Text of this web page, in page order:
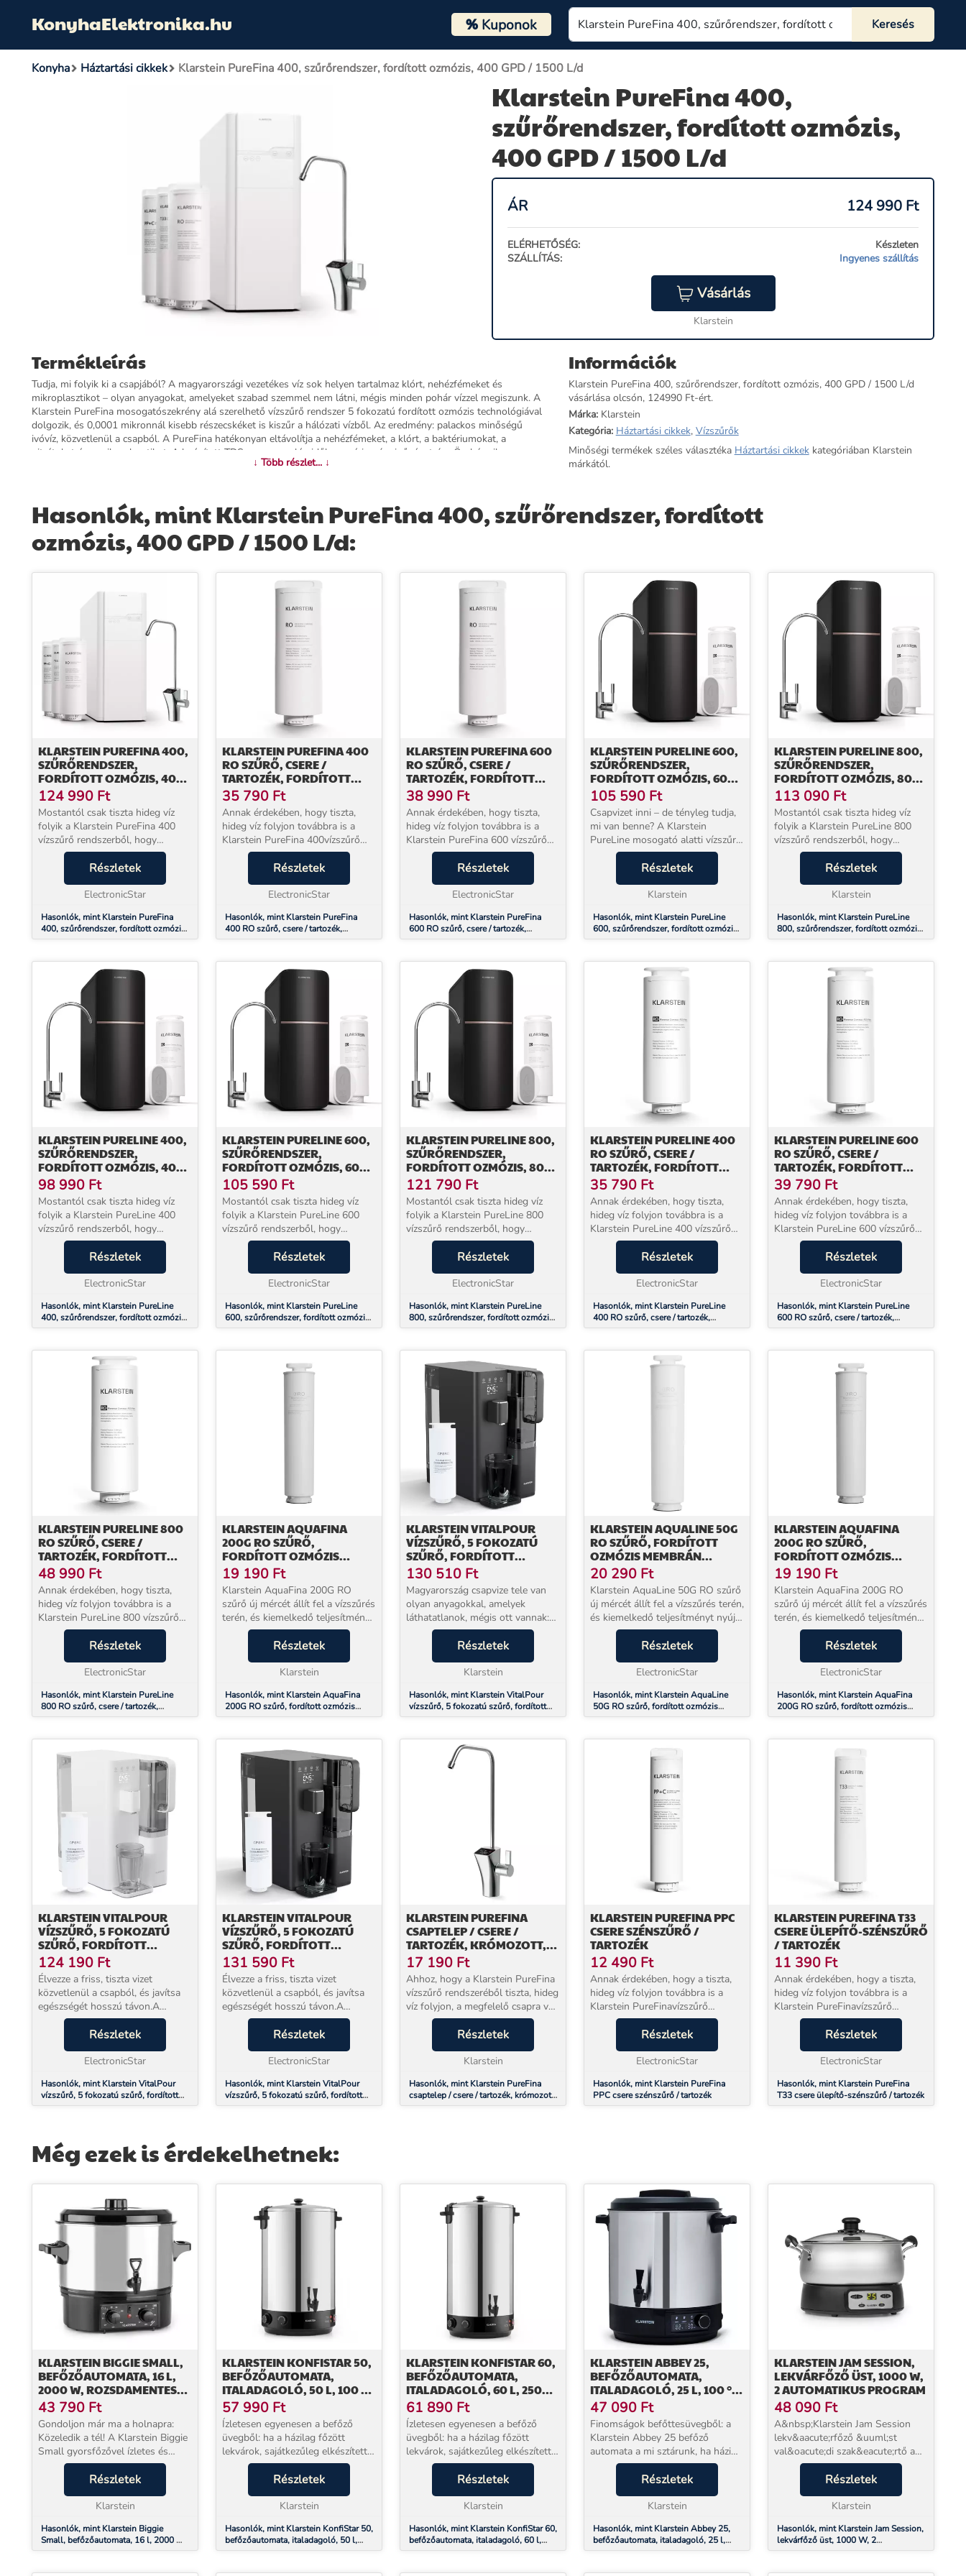
KonyhaElektronika.hu %Kuponok
Konyha Háztartási cikkek Klarstein PureFina 400, szűrőrendszer, fordított ozmózis, 400 GPD / 1500 L/d
Klarstein PureFina 400,
szűrőrendszer, fordított ozmózis,
400 GPD / 1500 L/d
ÁR 124 990 Ft
ELÉRHETŐSÉG:
Készleten
SZÁLLÍTÁS:
Ingyenes szállítás
Vásárlás
Klarstein
Termékleírás
Tudja, mi folyik ki a csapjából? A magyarországi vezetékes víz sok helyen tartalmaz klórt, nehézfémeket és
mikroplasztikot – olyan anyagokat, amelyeket szabad szemmel nem látni, mégis minden pohár vízzel megiszunk. A
Klarstein PureFina mosogatószekrény alá szerelhető vízszűrő rendszer 5 fokozatú fordított ozmózis technológiával
dolgozik, és 0,0001 mikronnál kisebb részecskéket is kiszűr a hálózati vízből. Az eredmény: palackos minőségű
ivóvíz, közvetlenül a csapból. A PureFina hatékonyan eltávolítja a nehézfémeket, a klórt, a baktériumokat, a
nitrátokat és a mikroplasztikot. A beépített TDS-szenzor valós időben méri a vízminőséget, így Ön bármikor
ellenőrizheti, milyen tiszta vizet iszik. A szűrők élettartama is folyamatosan kijelzésre kerül: a PPC-szűrő akár 12
egyetlen eszköz sem lesz látható. A készülék a meglévő víz- és szennyvízvezetékre csatlakozik, a mellékelt csap
felszerelése mindössze egyetlen fúrást igényel. Különösen ajánlott kisgyermekes családoknak, időseknek, valamint
mindazoknak, akik fokozottan ügyelnek az ivóvíz minőségére. Aki rendszeresen vásárol ásványvizet, az évente akár
több száz eurót takaríthat meg a PureFina segítségével. Rendelje meg a Klarstein PureFina szűrőrendszert, és
További információk>>
↓ Több részlet... ↓
Információk
Klarstein PureFina 400, szűrőrendszer, fordított ozmózis, 400 GPD / 1500 L/d
vásárlása olcsón, 124990 Ft-ért.
Márka:Klarstein
Kategória: Háztartási cikkek, Vízszűrők
Minőségi termékek széles választéka Háztartási cikkekkategóriában Klarstein
márkától.
Hasonlók, mint Klarstein PureFina 400, szűrőrendszer, fordított
ozmózis, 400 GPD / 1500 L/d:
KLARSTEIN PUREFINA 400,
SZŰRŐRENDSZER,
FORDÍTOTT OZMÓZIS, 400
GPD / 1500 L/D
124 990 Ft
Mostantól csak tiszta hideg víz
folyik a Klarstein PureFina 400
vízszűrő rendszerből, hogy
felfrissítse Önt.Annak érdekében,
hogy a mindennapi vizet
mentesítse a lebegő
részecskéktől, mikrobáktól és a...
Részletek
ElectronicStar
Hasonlók, mint Klarstein PureFina
400, szűrőrendszer, fordított ozmózis,
400 GPD / 1500 L/d
KLARSTEIN PUREFINA 400
RO SZŰRŐ, CSERE /
TARTOZÉK, FORDÍTOTT
OZMÓZIS, 400 GPD / 1500
L/D
35 790 Ft
Annak érdekében, hogy tiszta,
hideg víz folyjon továbbra is a
Klarstein PureFina 400vízszűrő
rendszeréből, hogy felfrissítse
Önt, a Klarstein PureFina 400 RO
szűrőt rendszeresen ki kell
cserélni. A s...
Részletek
ElectronicStar
Hasonlók, mint Klarstein PureFina
400 RO szűrő, csere / tartozék,
fordított ozmózis, 400 GPD / 1500 L/d
KLARSTEIN PUREFINA 600
RO SZŰRŐ, CSERE /
TARTOZÉK, FORDÍTOTT
OZMÓZIS, 600 GPD / 2270
L/D
38 990 Ft
Annak érdekében, hogy tiszta,
hideg víz folyjon továbbra is a
Klarstein PureFina 600 vízszűrő
rendszeréből, hogy felfrissítse
Önt, a Klarstein PureFina 600 RO
szűrőt rendszeresen ki kell
cserélni. A...
Részletek
ElectronicStar
Hasonlók, mint Klarstein PureFina
600 RO szűrő, csere / tartozék,
fordított ozmózis, 600 GPD / 2270 L/d
KLARSTEIN PURELINE 600,
SZŰRŐRENDSZER,
FORDÍTOTT OZMÓZIS, 600
GPD / 2270 L/D
105 590 Ft
Csapvizet inni – de tényleg tudja,
mi van benne? A Klarstein
PureLine mosogató alatti vízszűrő
ott dolgozik, ahol nem látszik: a
szekrény mélyén, a csap alatt – és
percről percre kristálytiszta ivóviz...
Részletek
Klarstein
Hasonlók, mint Klarstein PureLine
600, szűrőrendszer, fordított ozmózis,
600 GPD / 2270 L/d
KLARSTEIN PURELINE 800,
SZŰRŐRENDSZER,
FORDÍTOTT OZMÓZIS, 800
GPD / 3000 L/D
113 090 Ft
Mostantól csak tiszta hideg víz
folyik a Klarstein PureLine 800
vízszűrő rendszerből, hogy
felfrissítse Önt.Annak érdekében,
hogy a mindennapi vizet
mentesítse a lebegő
részecskéktől, mikrobáktól és a...
Részletek
Klarstein
Hasonlók, mint Klarstein PureLine
800, szűrőrendszer, fordított ozmózis,
800 GPD / 3000 L/d
KLARSTEIN PURELINE 400,
SZŰRŐRENDSZER,
FORDÍTOTT OZMÓZIS, 400
GPD / 1500 L/D
98 990 Ft
Mostantól csak tiszta hideg víz
folyik a Klarstein PureLine 400
vízszűrő rendszerből, hogy
felfrissítse Önt.Annak érdekében,
hogy a mindennapi vizet
mentesítse a lebegő
részecskéktől, mikrobáktól és a...
Részletek
ElectronicStar
Hasonlók, mint Klarstein PureLine
400, szűrőrendszer, fordított ozmózis,
400 GPD / 1500 L/d
KLARSTEIN PURELINE 600,
SZŰRŐRENDSZER,
FORDÍTOTT OZMÓZIS, 600
GPD / 2270 L/D
105 590 Ft
Mostantól csak tiszta hideg víz
folyik a Klarstein PureLine 600
vízszűrő rendszerből, hogy
felfrissítse Önt.Annak érdekében,
hogy a mindennapi vizet
mentesítse a lebegő
részecskéktől, mikrobáktól és a...
Részletek
ElectronicStar
Hasonlók, mint Klarstein PureLine
600, szűrőrendszer, fordított ozmózis,
600 GPD / 2270 L/d
KLARSTEIN PURELINE 800,
SZŰRŐRENDSZER,
FORDÍTOTT OZMÓZIS, 800
GPD / 3000 L/D
121 790 Ft
Mostantól csak tiszta hideg víz
folyik a Klarstein PureLine 800
vízszűrő rendszerből, hogy
felfrissítse Önt.Annak érdekében,
hogy a mindennapi vizet
mentesítse a lebegő
részecskéktől, mikrobáktól és a...
Részletek
ElectronicStar
Hasonlók, mint Klarstein PureLine
800, szűrőrendszer, fordított ozmózis,
800 GPD / 3000 L/d
KLARSTEIN PURELINE 400
RO SZŰRŐ, CSERE /
TARTOZÉK, FORDÍTOTT
OZMÓZIS, 400 GPD / 1500
L/D
35 790 Ft
Annak érdekében, hogy tiszta,
hideg víz folyjon továbbra is a
Klarstein PureLine 400 vízszűrő
rendszerből, hogy felfrissítse Önt,
a Klarstein PureLine 400 RO
szűrőt rendszeresen cserélje ki. A
Részletek
ElectronicStar
Hasonlók, mint Klarstein PureLine
400 RO szűrő, csere / tartozék,
fordított ozmózis, 400 GPD / 1500 L/d
KLARSTEIN PURELINE 600
RO SZŰRŐ, CSERE /
TARTOZÉK, FORDÍTOTT
OZMÓZIS, 600 GPD / 2270
L/D
39 790 Ft
Annak érdekében, hogy tiszta,
hideg víz folyjon továbbra is a
Klarstein PureLine 600 vízszűrő
rendszerből, hogy felfrissítse Önt,
a Klarstein PureLine 600 RO
szűrőt rendszeresen cserélje ki. A
Részletek
ElectronicStar
Hasonlók, mint Klarstein PureLine
600 RO szűrő, csere / tartozék,
fordított ozmózis, 600 GPD / 2270 L/d
KLARSTEIN PURELINE 800
RO SZŰRŐ, CSERE /
TARTOZÉK, FORDÍTOTT
OZMÓZIS, 800 GPD / 3000
L/D
48 990 Ft
Annak érdekében, hogy tiszta,
hideg víz folyjon továbbra is a
Klarstein PureLine 800 vízszűrő
rendszerből, hogy felfrissítse Önt,
a Klarstein PureLine 800 RO
szűrőt rendszeresen cserélje ki. A
Részletek
ElectronicStar
Hasonlók, mint Klarstein PureLine
800 RO szűrő, csere / tartozék,
fordított ozmózis, 800 GPD / 3000 L/d
KLARSTEIN AQUAFINA
200G RO SZŰRŐ,
FORDÍTOTT OZMÓZIS
MEMBRÁN TECHNOLÓGIA,
VÍZKEZELÉS
19 190 Ft
Klarstein AquaFina 200G RO
szűrő új mércét állít fel a vízszűrés
terén, és kiemelkedő teljesítményt
nyújt a tiszta és aromás vízhez. A
szűrőrendszer második
fokozatában 0,0001 mikronos
szűrési pontoss...
Részletek
Klarstein
Hasonlók, mint Klarstein AquaFina
200G RO szűrő, fordított ozmózis
membrán technológia, vízkezelés
KLARSTEIN VITALPOUR
VÍZSZŰRŐ, 5 FOKOZATÚ
SZŰRŐ, FORDÍTOTT
OZMÓZIS, 5 L TARTÁLY,
ÉRINTŐS, MOBIL, 3
MÁSODPERC
130 510 Ft
Magyarország csapvize tele van
olyan anyagokkal, amelyek
láthatatlanok, mégis ott vannak:
nehézfémek, baktériumok, mészkő
és még több mint ezer egyéb
szennyeződés. A Klarstein
VitalPour fordított ozmó...
Részletek
Klarstein
Hasonlók, mint Klarstein VitalPour
vízszűrő, 5 fokozatú szűrő, fordított
ozmózis, 5 l tartály, érintős, mobil, 3
KLARSTEIN AQUALINE 50G
RO SZŰRŐ, FORDÍTOTT
OZMÓZIS MEMBRÁN
TECHNOLÓGIA, VÍZKEZELÉS
20 290 Ft
Klarstein AquaLine 50G RO szűrő
új mércét állít fel a vízszűrés terén,
és kiemelkedő teljesítményt nyújt
a tiszta és aromás vízhez. A
szűrőrendszer második
fokozatában 0,0001 mikronos
szűrési pontossá...
Részletek
ElectronicStar
Hasonlók, mint Klarstein AquaLine
50G RO szűrő, fordított ozmózis
membrán technológia, vízkezelés
KLARSTEIN AQUAFINA
200G RO SZŰRŐ,
FORDÍTOTT OZMÓZIS
MEMBRÁN TECHNOLÓGIA,
VÍZKEZELÉS
19 190 Ft
Klarstein AquaFina 200G RO
szűrő új mércét állít fel a vízszűrés
terén, és kiemelkedő teljesítményt
nyújt a tiszta és aromás vízhez. A
szűrőrendszer második
fokozatában 0,0001 mikronos
szűrési pontoss...
Részletek
ElectronicStar
Hasonlók, mint Klarstein AquaFina
200G RO szűrő, fordított ozmózis
membrán technológia, vízkezelés
KLARSTEIN VITALPOUR
VÍZSZŰRŐ, 5 FOKOZATÚ
SZŰRŐ, FORDÍTOTT
OZMÓZIS, 5 L TARTÁLY,
ÉRINTŐS KIJELZŐ, MOBIL, 3
MÁSODPERC
124 190 Ft
Élvezze a friss, tiszta vizet
közvetlenül a csapból, és javítsa
egészségét hosszú távon.A
Klarstein VitalPour vízszűrő a
fejlett fordított ozmózis
technológiának köszönhetően új
mércét állít fel a ví...
Részletek
ElectronicStar
Hasonlók, mint Klarstein VitalPour
vízszűrő, 5 fokozatú szűrő, fordított
ozmózis, 5 l tartály, érintős kijelző,
KLARSTEIN VITALPOUR
VÍZSZŰRŐ, 5 FOKOZATÚ
SZŰRŐ, FORDÍTOTT
OZMÓZIS, 5 L TARTÁLY,
ÉRINTŐS, MOBIL, 3
MÁSODPERC
131 590 Ft
Élvezze a friss, tiszta vizet
közvetlenül a csapból, és javítsa
egészségét hosszú távon.A
Klarstein VitalPour vízszűrő a
fejlett fordított ozmózis
technológiának köszönhetően új
mércét állít fel a ví...
Részletek
ElectronicStar
Hasonlók, mint Klarstein VitalPour
vízszűrő, 5 fokozatú szűrő, fordított
ozmózis, 5 l tartály, érintős, mobil, 3
KLARSTEIN PUREFINA
CSAPTELEP / CSERE /
TARTOZÉK, KRÓMOZOTT,
EGYFURATÚ
17 190 Ft
Ahhoz, hogy a Klarstein PureFina
vízszűrő rendszeréből tiszta, hideg
víz folyjon, a megfelelő csapra van
szüksége. A beépített LED-kijelző
folyamatosan tájékoztatja Önt a
PureFina rendszerben lévő szű...
Részletek
Klarstein
Hasonlók, mint Klarstein PureFina
csaptelep / csere / tartozék, krómozott,
egyfuratú
KLARSTEIN PUREFINA PPC
CSERE SZÉNSZŰRŐ /
TARTOZÉK
12 490 Ft
Annak érdekében, hogy a tiszta,
hideg víz folyjon továbbra is a
Klarstein PureFinavízszűrő
rendszeréből, hogy felfrissítse
Önt, a Klarstein PureFina PPC
szűrőt rendszeresen cserélje ki. A
Részletek
ElectronicStar
Hasonlók, mint Klarstein PureFina
PPC csere szénszűrő / tartozék
KLARSTEIN PUREFINA T33
CSERE ÜLEPÍTŐ-SZÉNSZŰRŐ
/ TARTOZÉK
11 390 Ft
Annak érdekében, hogy a tiszta,
hideg víz folyjon továbbra is a
Klarstein PureFinavízszűrő
rendszeréből, hogy felfrissítse
Önt, a Klarstein PureFina T33
szűrőt rendszeresen cserélje ki. A
Részletek
ElectronicStar
Hasonlók, mint Klarstein PureFina
T33 csere ülepítő-szénszűrő / tartozék
Még ezek is érdekelhetnek:
KLARSTEIN BIGGIE SMALL,
BEFŐZŐAUTOMATA, 16 L,
2000 W, ROZSDAMENTES
ACÉL
43 790 Ft
Gondoljon már ma a holnapra:
Közeledik a tél! A Klarstein Biggie
Small gyorsfőzővel ízletes és
egészséges húslevest készíthet
saját konyhájában. Így tökéletesen
felkészült leszel, amikor
beköszönt a...
Részletek
Klarstein
Hasonlók, mint Klarstein Biggie
Small, befőzőautomata, 16 l, 2000 W,
rozsdamentes acél
KLARSTEIN KONFISTAR 50,
BEFŐZŐAUTOMATA,
ITALADAGOLÓ, 50 L, 100 °C,
120 PERC, ROZSDAMENTES
ACÉL
57 990 Ft
Ízletesen egyenesen a befőző
üvegből: ha a házilag főzött
lekvárok, sajátkezűleg elkészített
kolbászok vagy különleges
húsételek konzerválásáról van
szó, egyértelműen a Klarstein
KonfiStar 50 befőző a...
Részletek
Klarstein
Hasonlók, mint Klarstein KonfiStar 50,
befőzőautomata, italadagoló, 50 l,
100 °C, 120 perc, rozsdamentes acél
KLARSTEIN KONFISTAR 60,
BEFŐZŐAUTOMATA,
ITALADAGOLÓ, 60 L, 2500
W, 100 °C, 120 PERC,
ROZSDAMENTES ACÉL
61 890 Ft
Ízletesen egyenesen a befőző
üvegből: ha a házilag főzött
lekvárok, sajátkezűleg elkészített
kolbászok vagy különleges
húsételek konzerválásáról van
szó, egyértelműen a Klarstein
KonfiStar 60 befőző a...
Részletek
Klarstein
Hasonlók, mint Klarstein KonfiStar 60,
befőzőautomata, italadagoló, 60 l,
2500 W, 100 °C, 120 perc,
KLARSTEIN ABBEY 25,
BEFŐZŐAUTOMATA,
ITALADAGOLÓ, 25 L, 100 °C,
180 PERC, ROZSDAMENTES
ACÉL
47 090 Ft
Finomságok befőttesüvegből: a
Klarstein Abbey 25 befőző
automata a mi sztárunk, ha házi
lekvárok és saját gyümölcs- és
zöldségkreációk tartósításáról van
szó.Ma főzünk, befőzünk! Az
Abbey 25 konzervál...
Részletek
Klarstein
Hasonlók, mint Klarstein Abbey 25,
befőzőautomata, italadagoló, 25 l,
100 °C, 180 perc, rozsdamentes acél
KLARSTEIN JAM SESSION,
LEKVÁRFŐZŐ ÜST, 1000 W,
2 AUTOMATIKUS PROGRAM
48 090 Ft
A&nbsp;Klarstein Jam Session
lekv&aacute;rfőző &uuml;st
val&oacute;di szak&eacute;rtő a
lekv&aacute;rok &eacute;s
kezel&eacute;se nagyon egysze...
Részletek
Klarstein
Hasonlók, mint Klarstein Jam Session,
lekvárfőző üst, 1000 W, 2
automatikus program